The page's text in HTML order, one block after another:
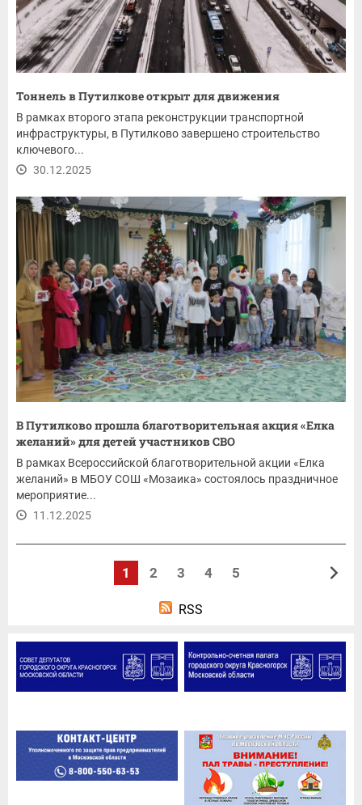
Тоннель в Путилкове открыт для движения
В рамках второго этапа реконструкции транспортной
инфраструктуры, в Путилково завершено строительство
ключевого...
30.12.2025
В Путилково прошла благотворительная акция «Елка
желаний» для детей участников СВО
В рамках Всероссийской благотворительной акции «Елка
желаний» в МБОУ СОШ «Мозаика» состоялось праздничное
мероприятие...
11.12.2025
1 2 3 4 5
RSS